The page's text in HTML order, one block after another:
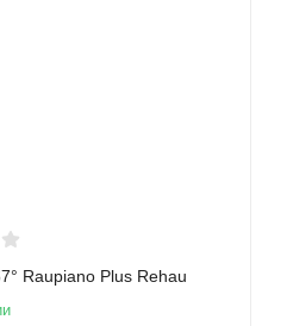
Raupiano Plus Rehau